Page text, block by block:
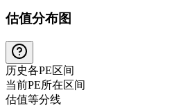
估值分布图
历史各PE区间
当前PE所在区间
估值等分线